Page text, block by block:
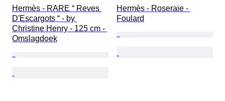
Hermès - RARE “ Reves
D'Escargots “ - by
Christine Henry - 125 cm -
Omslagdoek
Hermès - Roseraie -
Foulard